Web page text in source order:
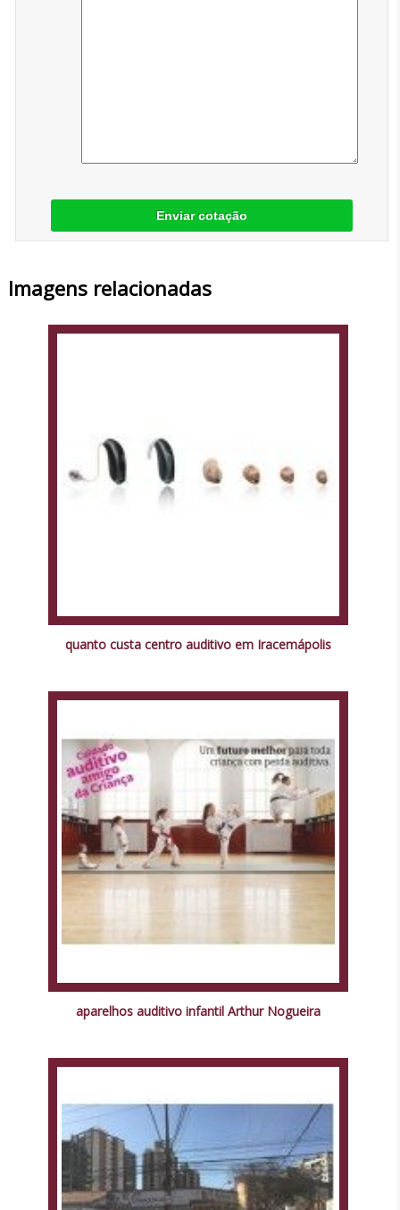
Enviar cotação
Imagens relacionadas
quanto custa centro auditivo em Iracemápolis
aparelhos auditivo infantil Arthur Nogueira